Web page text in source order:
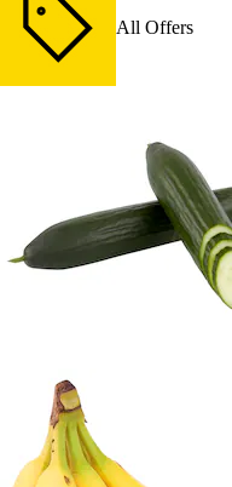
All Offers